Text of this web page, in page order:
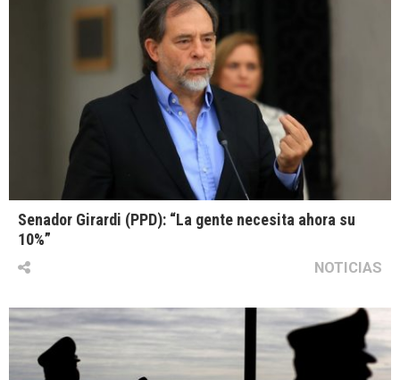
Senador Girardi (PPD): “La gente necesita ahora su
10%”
NOTICIAS